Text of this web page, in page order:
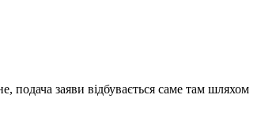
подача заяви відбувається саме там шляхом